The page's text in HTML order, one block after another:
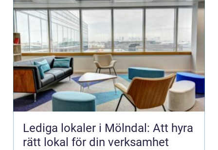
Lediga lokaler i Mölndal: Att hyra
rätt lokal för din verksamhet